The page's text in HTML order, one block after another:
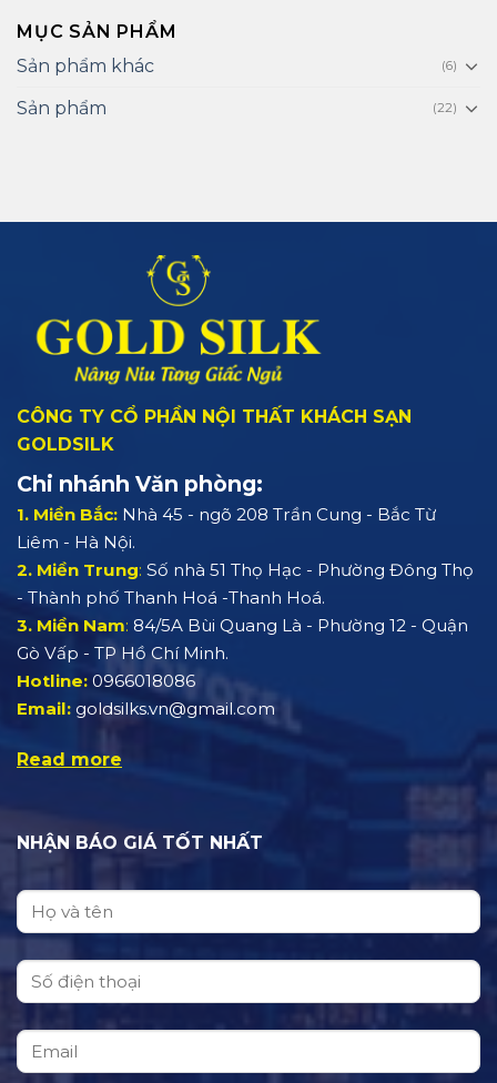
MỤC SẢN PHẨM
Sản phẩm khác
(6)
Sản phẩm (22)
CÔNG TY CỔ PHẦN NỘI THẤT KHÁCH SẠN
GOLDSILK
Chi nhánh Văn phòng:
1. Miền Bắc: Nhà 45 - ngõ 208 Trần Cung - Bắc Từ
Liêm - Hà Nội.
2. Miền Trung: Số nhà 51 Thọ Hạc - Phường Đông Thọ
- Thành phố Thanh Hoá -Thanh Hoá.
3. Miền Nam: 84/5A Bùi Quang Là - Phường 12 - Quận
Gò Vấp - TP Hồ Chí Minh.
Hotline: 0966018086
Email: goldsilks.vn@gmail.com
Read more
NHẬN BÁO GIÁ TỐT NHẤT